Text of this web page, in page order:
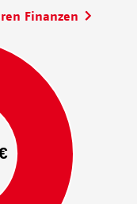
Finanzen